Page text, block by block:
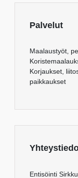
Palvelut
Maalaustyöt,
Korjaukset,
paikkaukset
Entisöinti